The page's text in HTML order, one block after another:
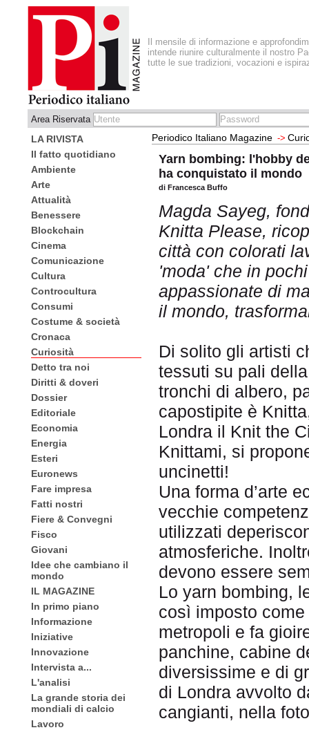
Il mensile di informazione e
intende riunire culturalmente il nostro
tutte le sue tradizioni, vocazioni e
Area Riservata
LA RIVISTA
Il fatto quotidiano
Ambiente
Arte
Attualità
Benessere
Blockchain
Cinema
Comunicazione
Cultura
Controcultura
Consumi
Costume & società
Cronaca
Curiosità
Detto tra noi
Diritti & doveri
Dossier
Editoriale
Economia
Energia
Esteri
Euronews
Fare impresa
Fatti nostri
Fiere & Convegni
Fisco
Giovani
Idee che cambiano il
mondo
IL MAGAZINE
In primo piano
Informazione
Iniziative
Innovazione
Intervista a...
L'analisi
La grande storia dei
mondiali di calcio
Lavoro
Periodico Italiano Magazine ->
Yarn bombing: l'hobby
ha conquistato il mondo
di Francesca Buffo
Magda Sayeg,
Knitta Please,
città con colorati
'moda' che in
appassionate di
il mondo,
Di solito gli artisti
tessuti su pali
tronchi di albero,
capostipite è
Londra il Knit the
Knittami, si
uncinetti!
Una forma d’arte
vecchie
utilizzati
atmosferiche.
devono essere
Lo yarn bombing,
così imposto
metropoli e fa
panchine, cabine
diversissime e di
di Londra avvolto
cangianti, nella